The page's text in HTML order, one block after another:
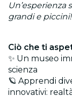
grandi e piccini!
Ciò che ti
✨ Un museo
scienza
🪐 Apprendi
innovativi: